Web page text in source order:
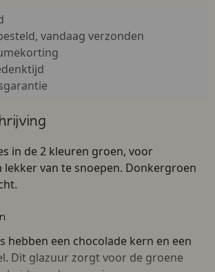
vandaag verzonden
in de 2 kleuren groen, voor
lekker van te snoepen. Donkergroen
hebben een chocolade kern en een
Dit glazuur zorgt voor de groene